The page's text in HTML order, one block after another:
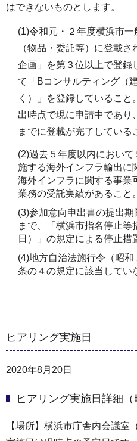
はできないものとします。
(1)令和元・２年度横浜市
（物品・委託等）に登載
企画」を第３位以上で登録
て「Bコンサルティング（
く）」を登録しているこ
出時点で現に申請中であり
までに登載が完了している
(2)過去５年度以内におい
施する海外インフラ輸出に
海外インフラに関する事業
業務の受託実績があること。
(3)参加意向申出書の提出
まで、「横浜市指名停止等
日）」の規定による停止措
(4)地方自治法施行令（昭
条の４の規定に該当してい
ヒアリング実施日
2020年8月20日
ヒアリング実施日詳細（
【場所】横浜市庁舎内会議室